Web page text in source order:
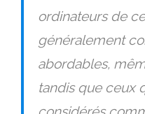
ordinateurs de
généralement
abordables,
tandis que ceux